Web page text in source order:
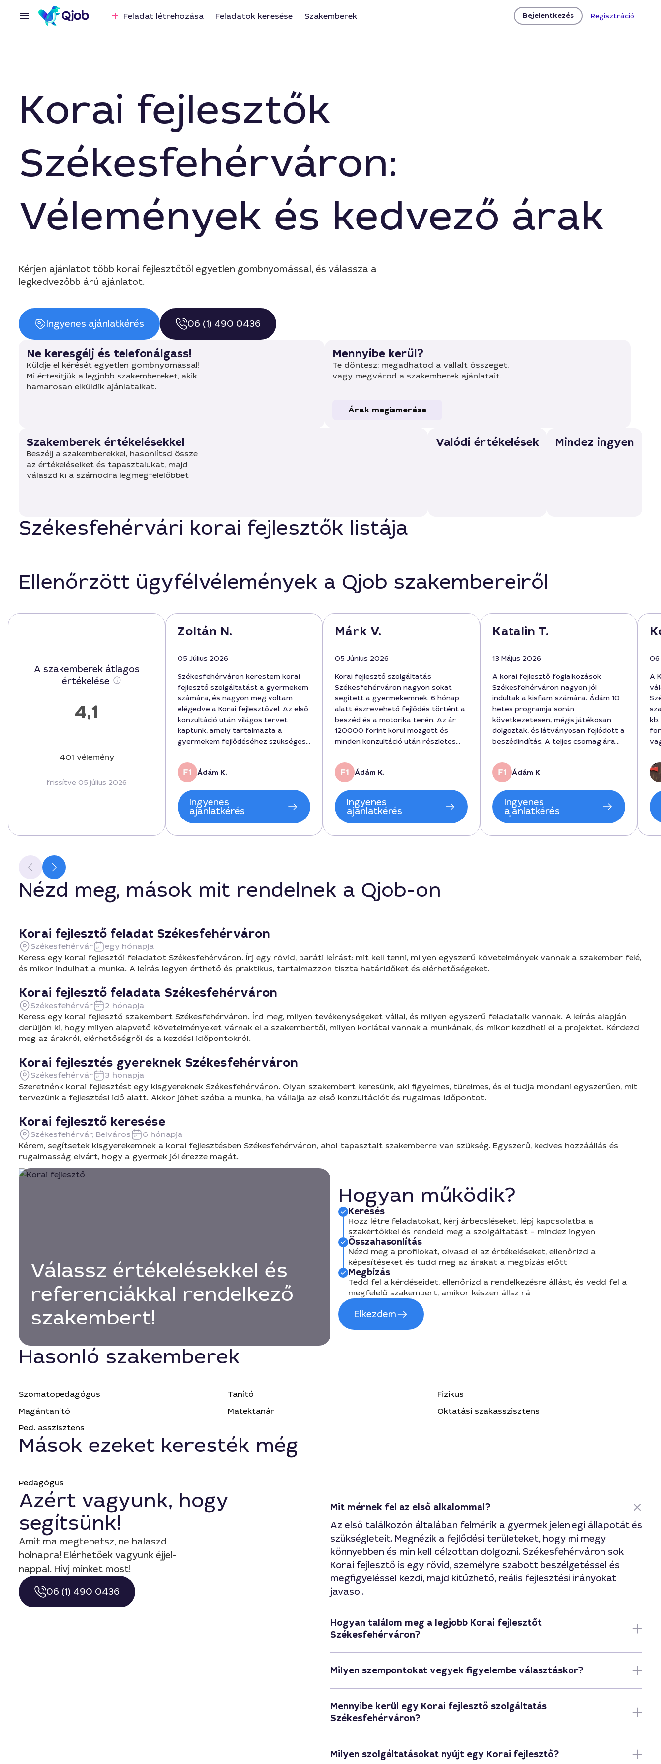
Feladat létrehozása Feladatok keresése Szakemberek Bejelentkezés Regisztráció
Korai fejlesztők
Székesfehérváron:
Vélemények és kedvező árak
Kérjen ajánlatot több korai fejlesztőtől egyetlen gombnyomással, és válassza a
legkedvezőbb árú ajánlatot.
Ingyenes ajánlatkérés 06 (1) 490 0436
Ne keresgélj és telefonálgass!
Küldje el kérését egyetlen gombnyomással!
Mi értesítjük a legjobb szakembereket, akik
hamarosan elküldik ajánlataikat.
Mennyibe kerül?
Te döntesz: megadhatod a vállalt összeget,
vagy megvárod a szakemberek ajánlatait.
Árak megismerése
Szakemberek értékelésekkel
Beszélj a szakemberekkel, hasonlítsd össze
az értékeléseiket és tapasztalukat, majd
válaszd ki a számodra legmegfelelőbbet
Valódi értékelések Mindez ingyen
Székesfehérvári korai fejlesztők listája
Ellenőrzött ügyfélvélemények a Qjob szakembereiről
A szakemberek átlagos
értékelése
4,1
401 vélemény
frissítve 05 július 2026
Zoltán N.
05 Július 2026
Székesfehérváron kerestem korai
fejlesztő szolgáltatást a gyermekem
számára, és nagyon meg voltam
elégedve a Korai fejlesztővel. Az első
konzultáció után világos tervet
kaptunk, amely tartalmazta a
gyermekem fejlődéséhez szükséges
személyes figyelemmel és
türelemmel dolgozott, a munka 6
hónap alatt látványos
eredményeket hozott, az ár pedig
150000 forint volt, ami reális az
elvégzett feladatokhoz képest.
megfizethető és megbízható.
Ádám K.
Ingyenes
ajánlatkérés
Márk V.
05 Június 2026
Korai fejlesztő szolgáltatás
Székesfehérváron nagyon sokat
segített a gyermekemnek. 6 hónap
alatt észrevehető fejlődés történt a
beszéd és a motorika terén. Az ár
120000 forint körül mozgott és
minden konzultáció után részletes
folytassuk a munkát.
Ádám K.
Ingyenes
ajánlatkérés
Katalin T.
13 Május 2026
A korai fejlesztő foglalkozások
Székesfehérváron nagyon jól
indultak a kisfiam számára. Ádám 10
hetes programja során
következetesen, mégis játékosan
dolgoztak, és látványosan fejlődött a
beszédindítás. A teljes csomag ára
mérten korrekt.
Ádám K.
Ingyenes
ajánlatkérés
06
A
Nézd meg, mások mit rendelnek a Qjob-on
Korai fejlesztő feladat Székesfehérváron
Székesfehérvár
egy hónapja
Keress egy korai fejlesztői feladatot Székesfehérváron. Írj egy rövid, baráti leírást: mit kell tenni, milyen egyszerű követelmények vannak a szakember felé,
és mikor indulhat a munka. A leírás legyen érthető és praktikus, tartalmazzon tiszta határidőket és elérhetőségeket.
Korai fejlesztő feladata Székesfehérváron
Székesfehérvár
2 hónapja
Keress egy korai fejlesztő szakembert Székesfehérváron. Írd meg, milyen tevékenységeket vállal, és milyen egyszerű feladataik vannak. A leírás alapján
derüljön ki, hogy milyen alapvető követelményeket várnak el a szakembertől, milyen korlátai vannak a munkának, és mikor kezdheti el a projektet. Kérdezd
meg az árakról, elérhetőségről és a kezdési időpontokról.
Korai fejlesztés gyereknek Székesfehérváron
Székesfehérvár
3 hónapja
Szeretnénk korai fejlesztést egy kisgyereknek Székesfehérváron. Olyan szakembert keresünk, aki figyelmes, türelmes, és el tudja mondani egyszerűen, mit
tervezünk a fejlesztési idő alatt. Akkor jöhet szóba a munka, ha vállalja az első konzultációt és rugalmas időpontot.
Korai fejlesztő keresése
Székesfehérvár, Belváros
6 hónapja
Kérem, segítsetek kisgyerekemnek a korai fejlesztésben Székesfehérváron, ahol tapasztalt szakemberre van szükség. Egyszerű, kedves hozzáállás és
rugalmasság elvárt, hogy a gyermek jól érezze magát.
Válassz értékelésekkel és
referenciákkal rendelkező
szakembert!
Hogyan működik?
Keresés
Hozz létre feladatokat, kérj árbecsléseket, lépj kapcsolatba a
szakértőkkel és rendeld meg a szolgáltatást – mindez ingyen
Összahasonlítás
Nézd meg a profilokat, olvasd el az értékeléseket, ellenőrizd a
képesítéseket és tudd meg az árakat a megbízás előtt
Megbízás
Tedd fel a kérdéseidet, ellenőrizd a rendelkezésre állást, és vedd fel a
megfelelő szakembert, amikor készen állsz rá
Elkezdem
Hasonló szakemberek
Szomatopedagógus Tanító
Fizikus
Magántanító
Matektanár
Oktatási szakasszisztens
Ped. asszisztens
Mások ezeket keresték még
Pedagógus
Azért vagyunk, hogy
segítsünk!
Amit ma megtehetsz, ne halaszd
holnapra! Elérhetőek vagyunk éjjel-
nappal. Hívj minket most!
06 (1) 490 0436
Mit mérnek fel az első alkalommal?
Az első találkozón általában felmérik a gyermek jelenlegi állapotát és
szükségleteit. Megnézik a fejlődési területeket, hogy mi megy
könnyebben és min kell célzottan dolgozni. Székesfehérváron sok
Korai fejlesztő is egy rövid, személyre szabott beszélgetéssel és
megfigyeléssel kezdi, majd kitűzhető, reális fejlesztési irányokat
javasol.
Hogyan találom meg a legjobb Korai fejlesztőt
Székesfehérváron?
Milyen szempontokat vegyek figyelembe választáskor?
Mennyibe kerül egy Korai fejlesztő szolgáltatás
Székesfehérváron?
Milyen szolgáltatásokat nyújt egy Korai fejlesztő?